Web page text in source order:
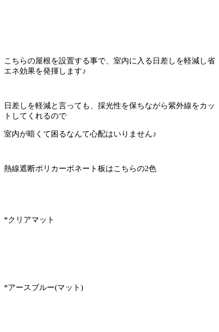
こちらの屋根を設置する事で、室内に入る日差しを軽減し省
エネ効果を発揮します♪
日差しを軽減と言っても、採光性を保ちながら紫外線をカッ
トしてくれるので
室内が暗くて困るなんて心配はいりません♪
熱線遮断ポリカーボネート板はこちらの2色
*クリアマット
*アースブルー(マット)